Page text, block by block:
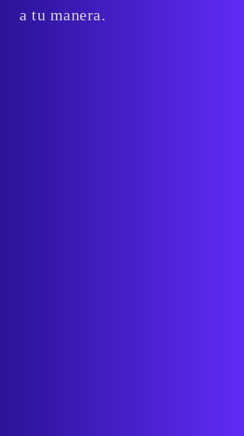
a tu manera.